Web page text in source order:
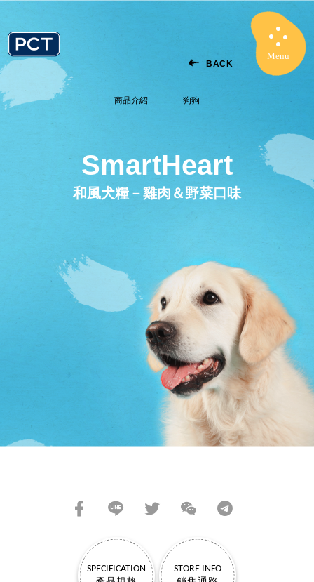
MenuClose
BACK
商品介紹 狗狗
SmartHeart
和風犬糧－雞肉＆野菜口味
SPECIFICATION
STORE INFO